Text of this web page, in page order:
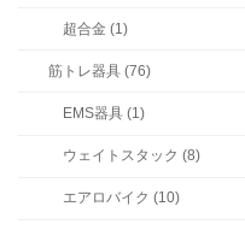
超合金 (1)
筋トレ器具 (76)
EMS器具 (1)
ウェイトスタック (8)
エアロバイク (10)